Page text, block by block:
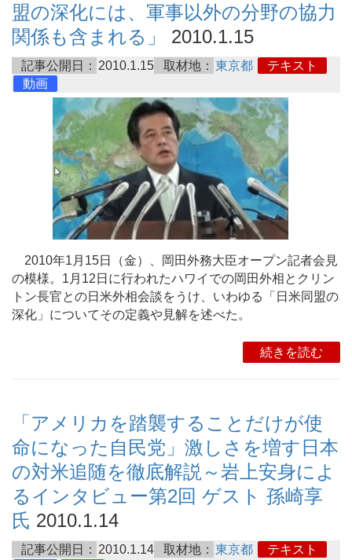
盟の深化には、軍事以外の分野の協力
関係も含まれる」
2010.1.15
記事公開日： 2010.1.15 取材地： 東京都
テキスト
動画
2010年1月15日（金）、岡田外務大臣オープン記者会見
の模様。1月12日に行われたハワイでの岡田外相とクリン
トン長官との日米外相会談をうけ、いわゆる「日米同盟の
深化」についてその定義や見解を述べた。
続きを読む
「アメリカを踏襲することだけが使
命になった自民党」激しさを増す日本
の対米追随を徹底解説～岩上安身によ
るインタビュー第2回 ゲスト 孫崎享
氏 2010.1.14
記事公開日： 2010.1.14 取材地： 東京都
テキスト